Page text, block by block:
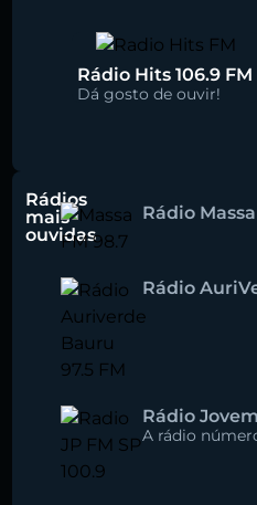
Rádio Hits 106.9 FM
Dá gosto de ouvir!
Rádios
mais
ouvidas
Rádio
Rádio
Rádio
A rádio